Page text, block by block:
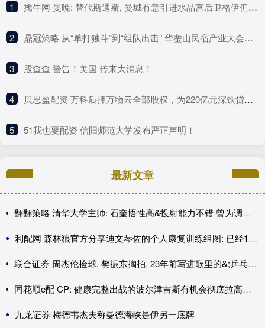
1 ​擒牛网 曼晚: 替代斯通斯, 曼城有意引进水晶宫后卫格伊但将面对多队竞争
2 ​鼎冠策略 从“单打独斗”到“组队出击” 华蓥山民宿产业大会开启发展新篇章
3 ​股查查 警告！美国 传来大消息！
4 ​贝思盈配资 万科质押万物云全部股权，为220亿元深铁贷款提供担保
5 ​51我也要配资 信阳师范大学发布严正声明！
最新文章
翻翻策略 清华大学主帅: 石奎悟性高&投射能力不错 曾为调整透露苦练一年多
利配网 森林狼官方分享迪文琴佐的个人康复训练组图: 已经100天
联合证券 周杰伦捡球, 樊振东掏拍, 23年前写进歌里的&;乒乓乒乓&;照进现实
同花顺e配 CP: 健康完整出战的波尔津吉斯有机会彻底拉高勇士的上限
九龙证券 梅德韦杰夫称曼德海峡是伊另一底牌